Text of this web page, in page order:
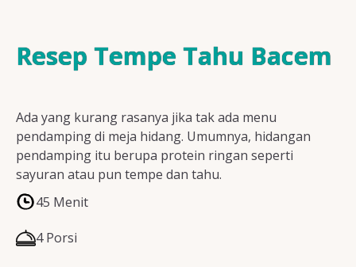
Resep Ikan
Resep Tempe/Tahu
Resep Tempe Tahu Bacem
Ada yang kurang rasanya jika tak ada menu
pendamping di meja hidang. Umumnya, hidangan
pendamping itu berupa protein ringan seperti
sayuran atau pun tempe dan tahu.
45 Menit
4 Porsi